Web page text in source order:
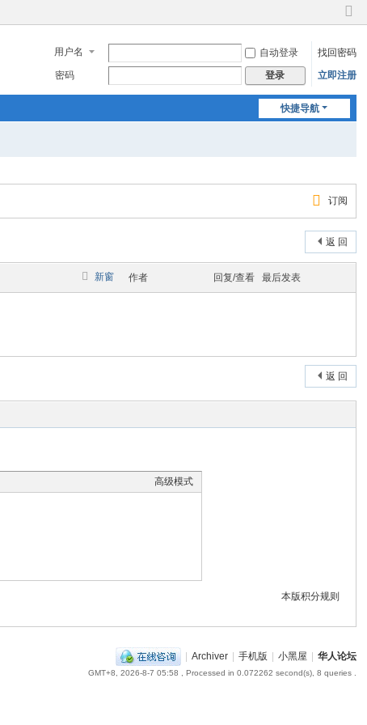
切
到
窄
版
用户名 自动登录
找回密码
密码
登录 立即注册
快捷导航
订阅
返 回
新窗 作者 回复/查看 最后发表
返 回
高级模式
本版积分规则
| Archiver | 手机版 | 小黑屋 | 华人论坛
GMT+8, 2026-8-7 05:58 , Processed in 0.072262 second(s), 8 queries .